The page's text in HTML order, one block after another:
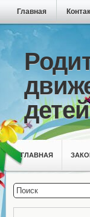
Главная
ГЛАВНАЯ